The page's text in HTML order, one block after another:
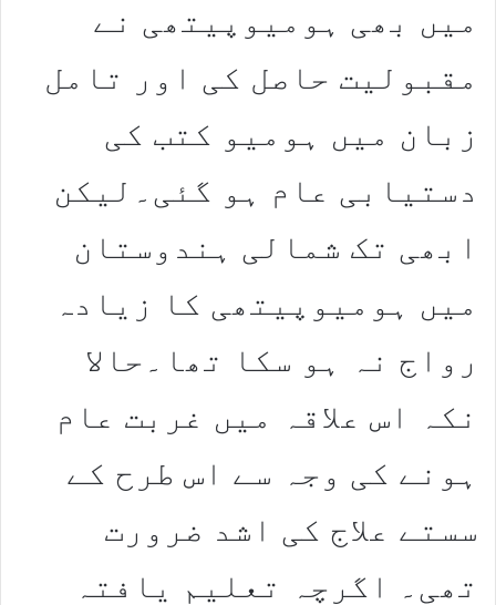
میں بھی ہومیوپیتھی نے
مقبولیت حاصل کی اور تامل
زبان میں ہومیو کتب کی
دستیابی عام ہو گئی۔لیکن
ابھی تک شمالی ہندوستان
میں ہومیوپیتھی کا زیادہ
رواج نہ ہو سکا تھا۔حالا
نکہ اس علاقہ میں غربت عام
ہونے کی وجہ سے اس طرح کے
سستے علاج کی اشد ضرورت
تھی۔ اگرچہ تعلیم یافتہ